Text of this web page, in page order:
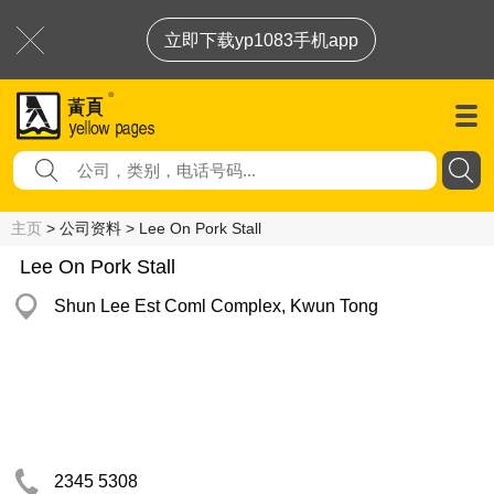
立即下载yp1083手机app
主页 > 公司资料 > Lee On Pork Stall
Lee On Pork Stall
Shun Lee Est Coml Complex, Kwun Tong
2345 5308